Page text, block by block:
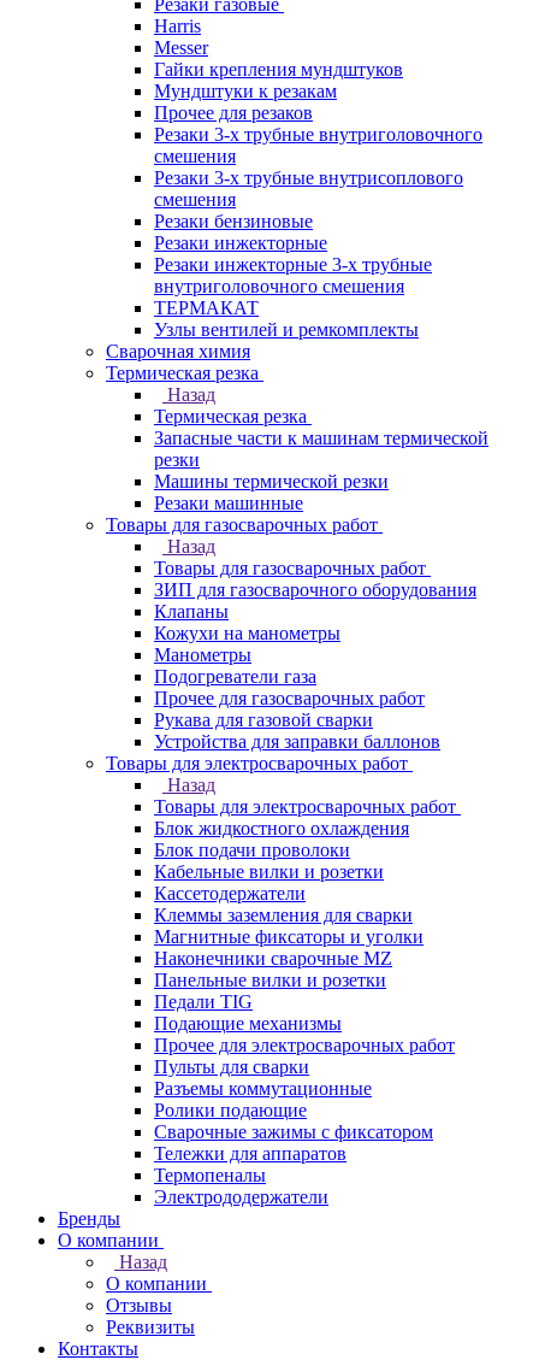
Резаки газовые
Harris
Messer
Гайки крепления мундштуков
Мундштуки к резакам
Прочее для резаков
Резаки 3-х трубные внутриголовочного
смешения
Резаки 3-х трубные внутрисоплового
смешения
Резаки бензиновые
Резаки инжекторные
Резаки инжекторные 3-х трубные
внутриголовочного смешения
ТЕРМАКАТ
Узлы вентилей и ремкомплекты
Сварочная химия
Термическая резка
Назад
Термическая резка
Запасные части к машинам термической
резки
Машины термической резки
Резаки машинные
Товары для газосварочных работ
Назад
Товары для газосварочных работ
ЗИП для газосварочного оборудования
Клапаны
Кожухи на манометры
Манометры
Подогреватели газа
Прочее для газосварочных работ
Рукава для газовой сварки
Устройства для заправки баллонов
Товары для электросварочных работ
Назад
Товары для электросварочных работ
Блок жидкостного охлаждения
Блок подачи проволоки
Кабельные вилки и розетки
Кассетодержатели
Клеммы заземления для сварки
Магнитные фиксаторы и уголки
Наконечники сварочные MZ
Панельные вилки и розетки
Педали TIG
Подающие механизмы
Прочее для электросварочных работ
Пульты для сварки
Разъемы коммутационные
Ролики подающие
Сварочные зажимы с фиксатором
Тележки для аппаратов
Термопеналы
Электрододержатели
Бренды
О компании
Назад
О компании
Отзывы
Реквизиты
Контакты